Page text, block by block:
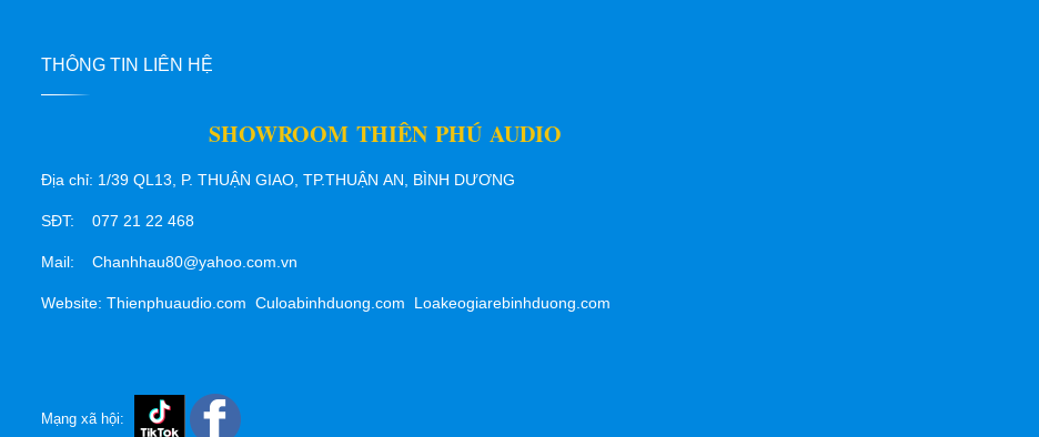
THÔNG TIN LIÊN HỆ
SHOWROOM THIÊN PHÚ AUDIO
Địa chỉ: 1/39 QL13, P. THUẬN GIAO, TP.THUẬN AN, BÌNH DƯƠNG
SĐT: 077 21 22 468
Mail: Chanhhau80@yahoo.com.vn
Website: Thienphuaudio.com Culoabinhduong.com Loakeogiarebinhduong.com
Mạng xã hội: